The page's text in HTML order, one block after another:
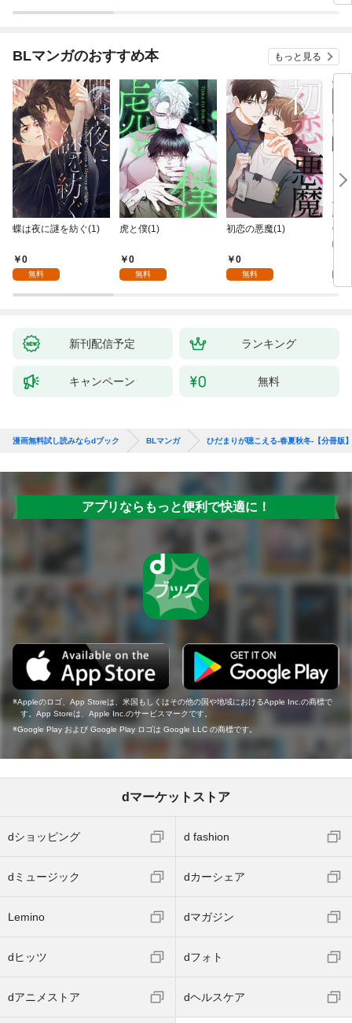
BLマンガのおすすめ本 もっと見る
蝶は夜に謎を紡ぐ(1)
0
無料
虎と僕(1)
0
無料
初恋の悪魔(1)
0
無料
齢
新刊配信予定 ランキング
キャンペーン 無料
漫画無料試し読みならdブック BLマンガ ひだまりが聴こえる-春夏秋冬-【分冊版】
アプリならもっと便利で快適に！
Appleのロゴ、App Storeは、米国もしくはその他の国や地域におけるApple Inc.の商標で
す。App Storeは、Apple Inc.のサービスマークです。
Google Play および Google Play ロゴは Google LLC の商標です。
dマーケットストア
dショッピング d fashion
dミュージック dカーシェア
Lemino dマガジン
dヒッツ dフォト
dアニメストア dヘルスケア